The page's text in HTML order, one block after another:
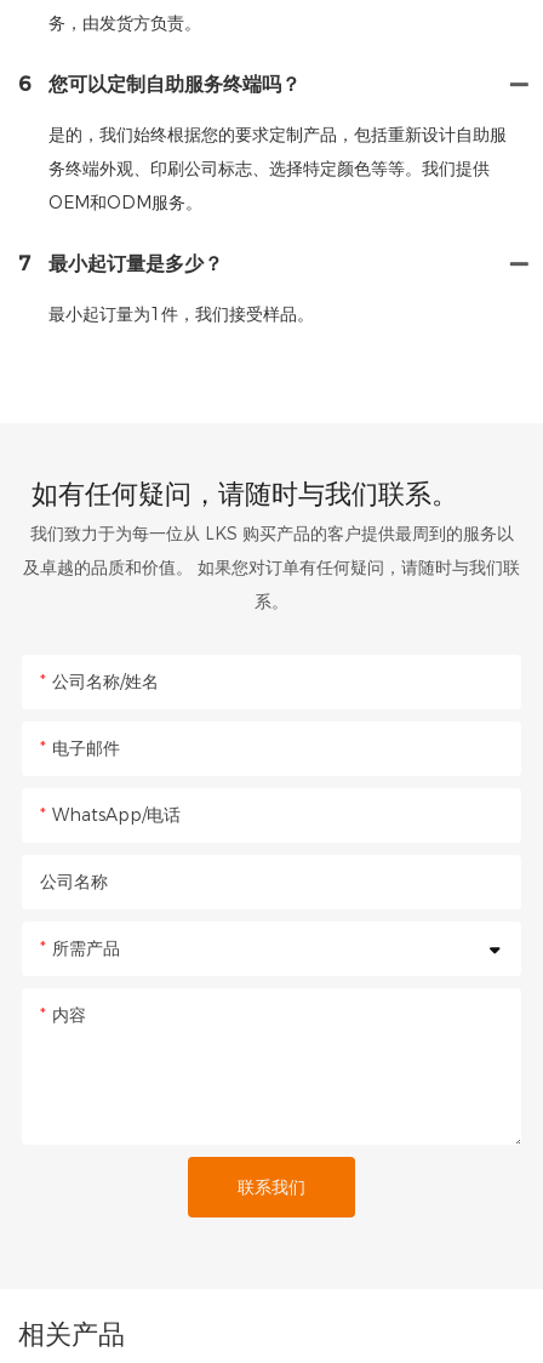
务，由发货方负责。
6 您可以定制自助服务终端吗？
是的，我们始终根据您的要求定制产品，包括重新设计自助服
务终端外观、印刷公司标志、选择特定颜色等等。我们提供
OEM和ODM服务。
7 最小起订量是多少？
最小起订量为1件，我们接受样品。
如有任何疑问，请随时与我们联系。
我们致力于为每一位从 LKS 购买产品的客户提供最周到的服务以
及卓越的品质和价值。 如果您对订单有任何疑问，请随时与我们联
系。
公司名称/姓名
电子邮件
WhatsApp/电话
公司名称
所需产品
内容
联系我们
相关产品